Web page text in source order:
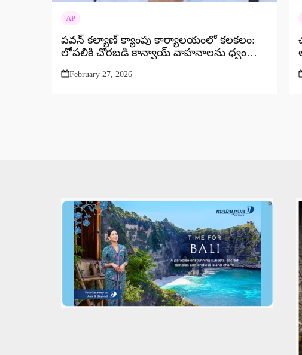
AP
పవన్ కల్యాణ్ క్యాంపు కార్యాలయంలో కలకలం:
లోపలికి చొరబడి కాన్వాయ్ వాహనాలను ధ్వంసం
February 27, 2026